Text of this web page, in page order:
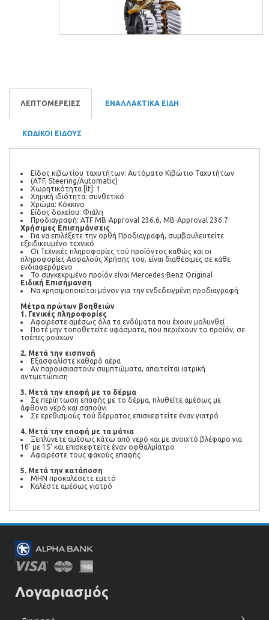
ΛΕΠΤΟΜΕΡΕΙΕΣ ΕΝΑΛΛΑΚΤΙΚΑ ΕΙΔΗ
ΚΩΔΙΚΟΙ ΕΙΔΟΥΣ
Είδος κιβωτίου ταχυτήτων: Αυτόματο Κιβώτιο Ταχυτήτων
(ATF, Steering/Automatic)
Χωρητικότητα [lt]: 1
Χημική ιδιότητα: συνθετικό
Χρώμα: Κόκκινο
Είδος δοχείου: Φιάλη
Προδιαγραφή: ATF MB-Approval 236.6, MB-Approval 236.7
Χρήσιμες Επισημάνσεις
Για να επιλέξετε την ορθή Προδιαγραφή, συμβουλευτείτε
εξειδικευμένο τεχνικό
Οι Τεχνικές πληροφορίες τού προϊόντος καθώς και οι
πληροφορίες Ασφαλούς Χρήσης του, είναι διαθέσιμες σε κάθε
ενδιαφερόμενο
Το συγκεκριμένο προϊόν είναι Mercedes-Benz Original
Ειδική Επισήμανση
Να χρησιμοποιείται μόνον για την ενδεδειγμένη προδιαγραφή
Μέτρα πρώτων βοηθειών
1. Γενικές πληροφορίες
Αφαιρέστε αμέσως όλα τα ενδύματα που έχουν μολυνθεί
Ποτέ μην τοποθετείτε υφάσματα, που περιέχουν το προϊόν, σε
τσέπες ρούχων
2. Μετά την εισπνοή
Εξασφαλίστε καθαρό αέρα
Αν παρουσιαστούν συμπτώματα, απαιτείται ιατρική
αντιμετώπιση
3. Μετά την επαφή με το δέρμα
Σε περίπτωση επαφής με το δέρμα, πλυθείτε αμέσως με
άφθονο νερό και σαπούνι
Σε ερεθισμούς τού δέρματος επισκεφτείτε έναν γιατρό
4. Μετά την επαφή με τα μάτια
Ξεπλύνετε αμέσως κάτω από νερό και με ανοιχτό βλέφαρο για
10' με 15' και επισκεφτείτε έναν οφθαλμίατρο
Αφαιρέστε τους φακούς επαφής
5. Mετά την κατάποση
ΜΗΝ προκαλέσετε εμετό
Καλέστε αμέσως γιατρό
Λογαριασμός